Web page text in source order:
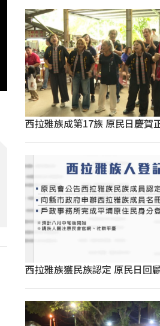
西拉雅族成第17族 原民日慶賀
西拉雅族獲民族認定 原民日回